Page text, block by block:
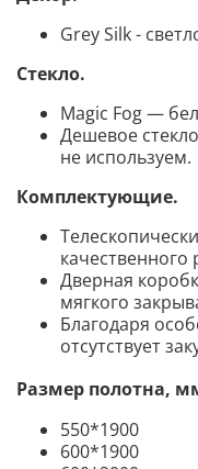
Grey Silk -
Стекло.
Magic Fog —
Дешевое
не используем.
Комплектующие.
Дверная
мягкого
Благодаря
отсутствует
Размер полотна,
550*1900
600*1900